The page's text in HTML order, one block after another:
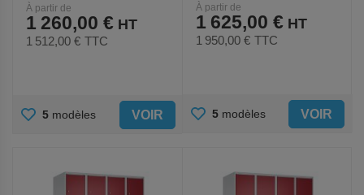
À partir de
1 260,00 €
1 512,00 € TTC
AJOUTER
FAVORIS
5 modèles VOIR
À partir de
1 625,00 €
1 950,00 € TTC
AJOUTER
FAVORIS
5 modèles VOIR